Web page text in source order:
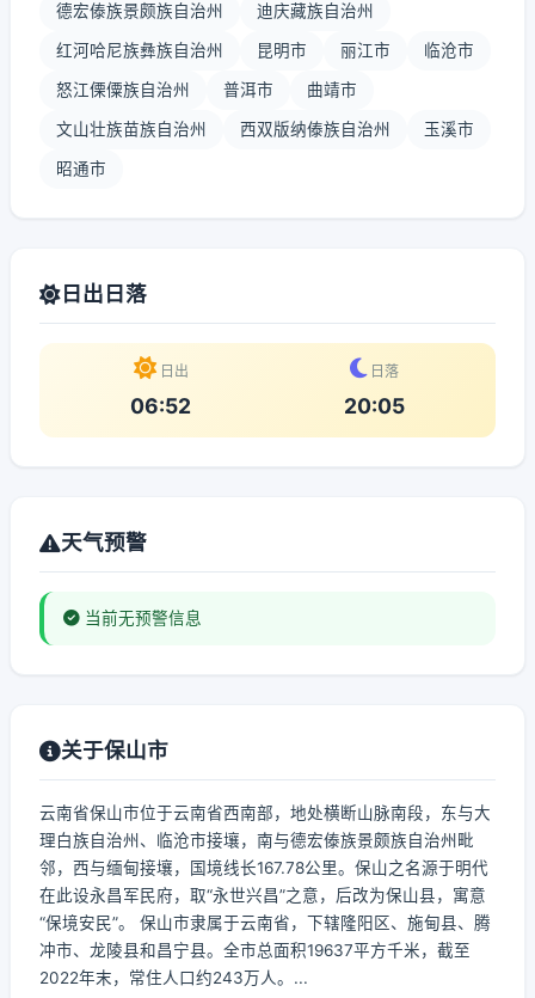
德宏傣族景颇族自治州 迪庆藏族自治州
红河哈尼族彝族自治州 昆明市 丽江市 临沧市
怒江傈僳族自治州 普洱市 曲靖市
文山壮族苗族自治州 西双版纳傣族自治州 玉溪市
昭通市
日出日落
日出
06:52
日落
20:05
天气预警
当前无预警信息
关于保山市
云南省保山市位于云南省西南部，地处横断山脉南段，东与大
理白族自治州、临沧市接壤，南与德宏傣族景颇族自治州毗
邻，西与缅甸接壤，国境线长167.78公里。保山之名源于明代
在此设永昌军民府，取“永世兴昌”之意，后改为保山县，寓意
“保境安民”。 保山市隶属于云南省，下辖隆阳区、施甸县、腾
冲市、龙陵县和昌宁县。全市总面积19637平方千米，截至
2022年末，常住人口约243万人。...